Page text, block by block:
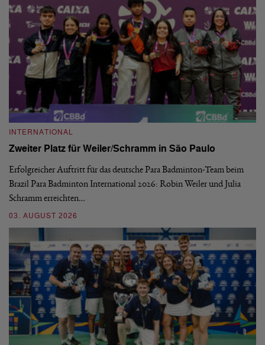
INTERNATIONAL
Zweiter Platz für Weiler/Schramm in São Paulo
Erfolgreicher Auftritt für das deutsche Para Badminton-Team beim
Brazil Para Badminton International 2026: Robin Weiler und Julia
Schramm erreichten…
03. AUGUST 2026